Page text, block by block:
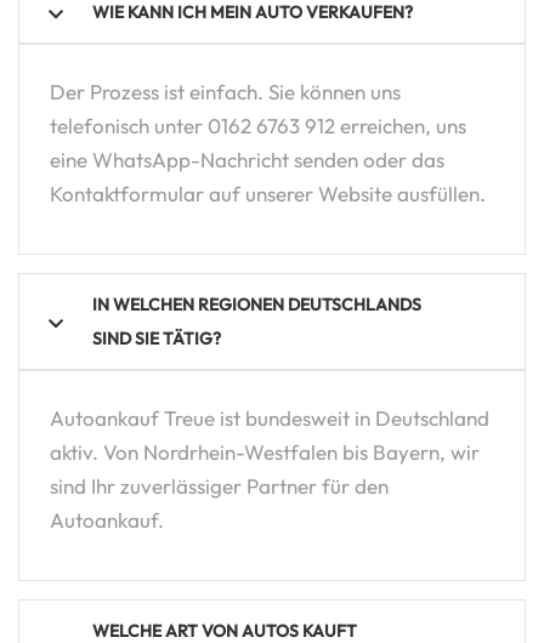
WIE KANN ICH MEIN AUTO VERKAUFEN?
Der Prozess ist einfach. Sie können uns
telefonisch unter 0162 6763 912 erreichen, uns
eine WhatsApp-Nachricht senden oder das
Kontaktformular auf unserer Website ausfüllen.
IN WELCHEN REGIONEN DEUTSCHLANDS
SIND SIE TÄTIG?
Autoankauf Treue ist bundesweit in Deutschland
aktiv. Von Nordrhein-Westfalen bis Bayern, wir
sind Ihr zuverlässiger Partner für den
Autoankauf.
WELCHE ART VON AUTOS KAUFT